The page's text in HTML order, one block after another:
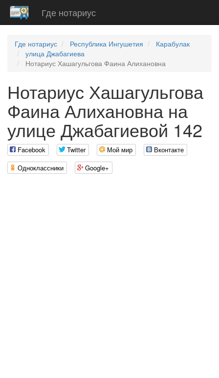
Где нотариус
Где нотариус Республика Ингушетия
Карабулак
улица Джабагиева
Нотариус Хашагульгова Фаина Алихановна
Нотариус Хашагульгова
Фаина Алихановна на
улице Джабагиевой 142
Facebook Twitter Мой мир
Вконтакте
Одноклассники
Google+